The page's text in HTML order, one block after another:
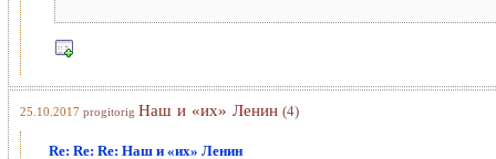
25.10.2017 progitorig Наш и «их» Ленин (4)
Re: Re: Re: Наш и «их» Ленин